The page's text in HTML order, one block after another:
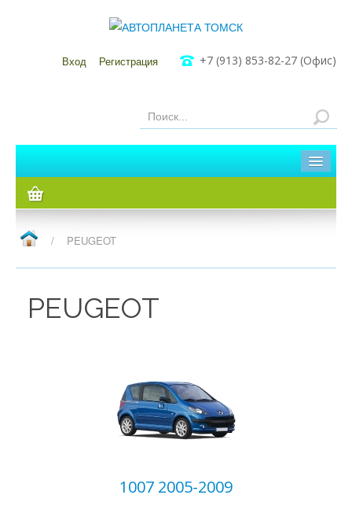
+7 (913) 853-82-27 (Офис)
Вход Регистрация
Главная
/ PEUGEOT
Ваш E-mail
PEUGEOT
1007 2005-2009